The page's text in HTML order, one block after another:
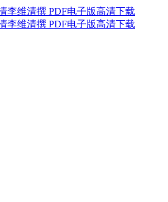
李维清撰 PDF电子版高清下载
李维清撰 PDF电子版高清下载